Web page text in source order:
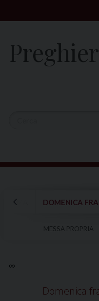
k
t
ROMA DOMENICA
MESSA PROPRIA
∞
Domenica